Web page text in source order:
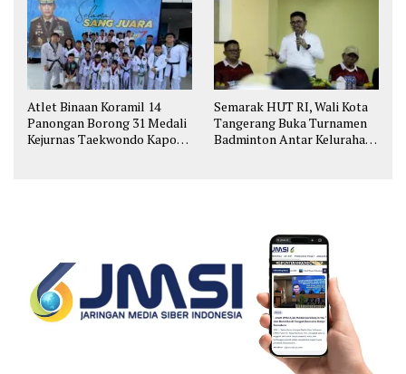
Atlet Binaan Koramil 14
Panongan Borong 31 Medali
Kejurnas Taekwondo Kapolri
Semarak HUT RI, Wali Kota
Tangerang Buka Turnamen
Badminton Antar Kelurahan